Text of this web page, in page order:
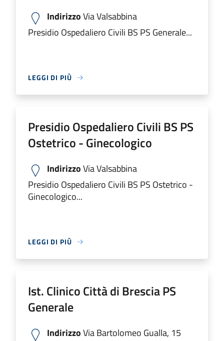
IndirizzoVia Valsabbina
Presidio Ospedaliero Civili BS PS Generale...
LEGGI DI PIÙ
Presidio Ospedaliero Civili BS PS
Ostetrico - Ginecologico
IndirizzoVia Valsabbina
Presidio Ospedaliero Civili BS PS Ostetrico -
Ginecologico...
LEGGI DI PIÙ
Ist. Clinico Città di Brescia PS
Generale
IndirizzoVia Bartolomeo Gualla, 15